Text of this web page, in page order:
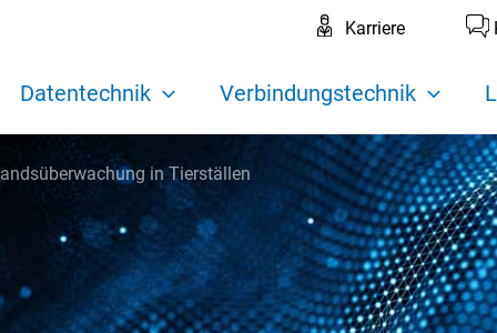
Karriere
Datentechnik Verbindungstechnik
in Tierställen